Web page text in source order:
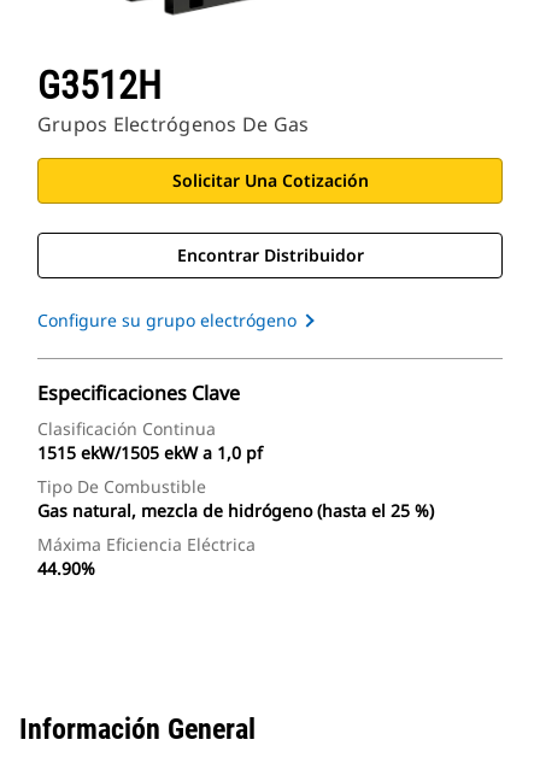
G3512H
Grupos Electrógenos De Gas
Solicitar Una Cotización
Encontrar Distribuidor
Configure su grupo electrógeno
Especificaciones Clave
Clasificación Continua
1515 ekW/1505 ekW a 1,0 pf
Tipo De Combustible
Gas natural, mezcla de hidrógeno (hasta el 25 %)
Máxima Eficiencia Eléctrica
44.90%
Información General